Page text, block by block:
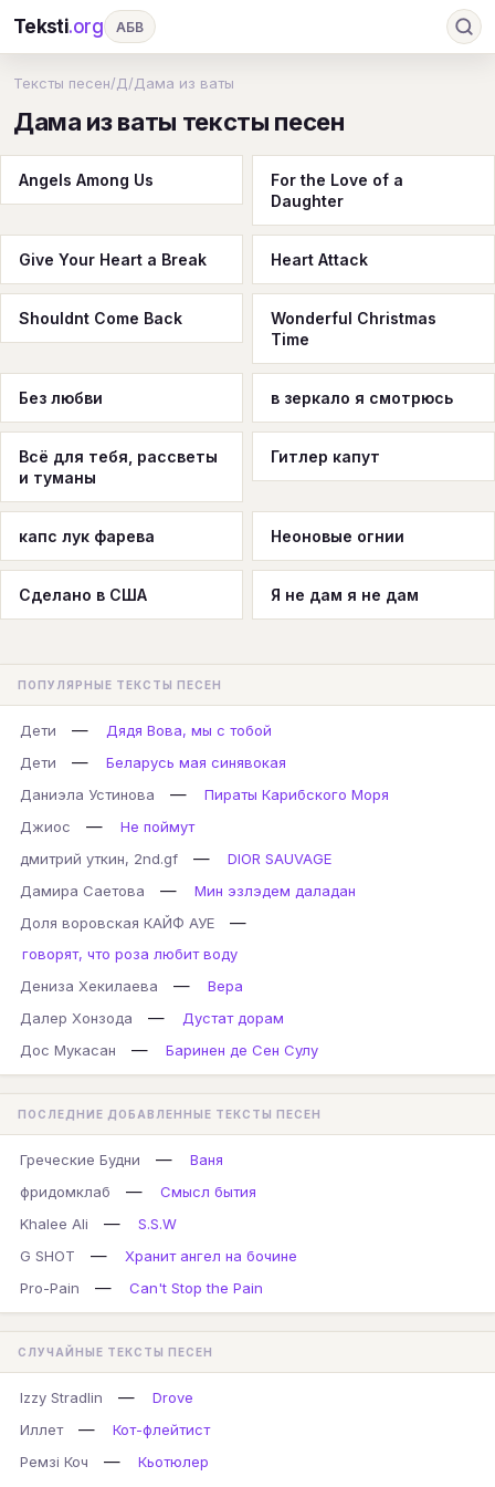
Teksti.org АБВ
И К Л М Н О
Т У Ф Х Ц Ч Ш Э Ю
Я En A B C D
H J K
Q R S T U V W X Y
Z #
Тексты песен/Д/Дама из ваты
Дама из ваты тексты песен
Angels Among Us
For the Love of a
Daughter
Give Your Heart a Break Heart Attack
Shouldnt Come Back
Wonderful Christmas
Time
Без любви в зеркало я смотрюсь
Всё для тебя, рассветы
и туманы
Гитлер капут
капс лук фарева Неоновые огнии
Сделано в США Я не дам я не дам
ПОПУЛЯРНЫЕ ТЕКСТЫ ПЕСЕН
Дети —
Дядя Вова, мы с тобой
Дети
—
Беларусь мая синявокая
Даниэла Устинова
—
Пираты Карибского Моря
Джиос
—
Не поймут
дмитрий уткин, 2nd.gf
—
DIOR SAUVAGE
Дамира Саетова
—
Мин эзлэдем даладан
Доля воровская КАЙФ АУЕ
—
говорят, что роза любит воду
Дениза Хекилаева
—
Вера
Далер Хонзода
—
Дустат дорам
Дос Мукасан
— Баринен де Сен Сулу
ПОСЛЕДНИЕ ДОБАВЛЕННЫЕ ТЕКСТЫ ПЕСЕН
Греческие Будни —
Ваня
фридомклаб
—
Смысл бытия
Khalee Ali
—
S.S.W
G SHOT
—
Хранит ангел на бочине
Pro-Pain
— Can't Stop the Pain
СЛУЧАЙНЫЕ ТЕКСТЫ ПЕСЕН
Izzy Stradlin —
Drove
Иллет
—
Кот-флейтист
Ремзі Коч
—
Кьотюлер